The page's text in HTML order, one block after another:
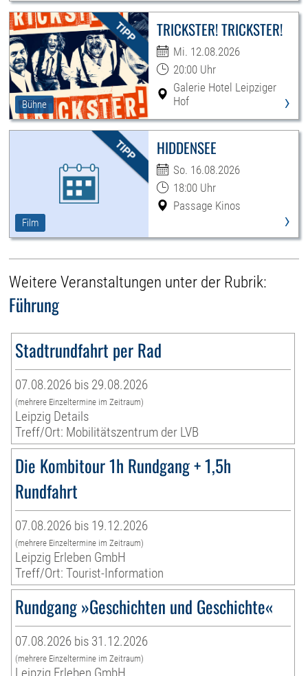
Bühne
TRICKSTER! TRICKSTER!
Mi. 12.08.2026
20:00 Uhr
Galerie Hotel Leipziger
Hof
›
Film
HIDDENSEE
So. 16.08.2026
18:00 Uhr
Passage Kinos
›
Weitere Veranstaltungen unter der Rubrik:
Führung
Stadtrundfahrt per Rad
07.08.2026 bis 29.08.2026
(mehrere Einzeltermine im Zeitraum)
Leipzig Details
Treff/Ort: Mobilitätszentrum der LVB
Die Kombitour 1h Rundgang + 1,5h
Rundfahrt
07.08.2026 bis 19.12.2026
(mehrere Einzeltermine im Zeitraum)
Leipzig Erleben GmbH
Treff/Ort: Tourist-Information
Rundgang »Geschichten und Geschichte«
07.08.2026 bis 31.12.2026
(mehrere Einzeltermine im Zeitraum)
Leipzig Erleben GmbH